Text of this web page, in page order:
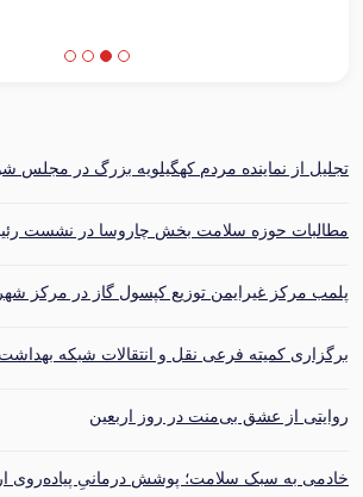
تجلیل از نماینده مردم کهگیلویه بزرگ در مجلس
مطالبات حوزه سلامت بخش چاروسا در نشست
پلمب مرکز غیرایمن توزیع کپسول گاز در مرکز
برگزاری کمیته فرعی نقل و انتقالات شبکه
روایتی از عشق بی‌منت در روز اربعین
خادمی به سبک سلامت؛ پوشش درمانیِ پیاده‌روی